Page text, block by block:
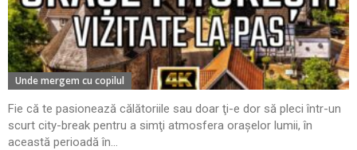
Unde mergem cu copilul
Fie că te pasionează călătoriile sau doar ţi-e dor să pleci într-un
scurt city-break pentru a simţi atmosfera oraşelor lumii, în
această perioadă în...